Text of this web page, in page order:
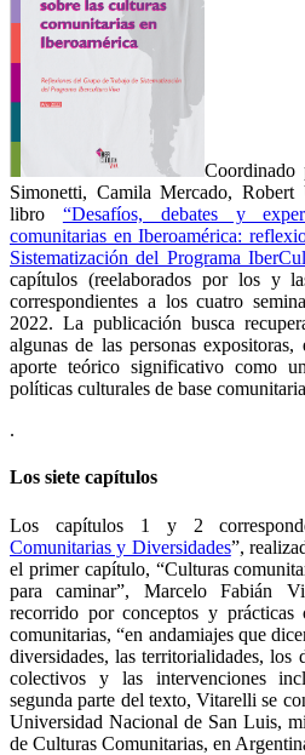
Coordinado
Simonetti, Camila Mercado,
libro “Desafíos, debates y
comunitarias en Iberoamérica:
Sistematización del Programa
capítulos (reelaborados por los y
correspondientes a los cuatro
2022. La publicación busca
algunas de las personas
aporte teórico significativo como
políticas culturales de base
.
Los siete capítulos
Los capítulos 1 y 2
Comunitarias y Diversidades”,
el primer capítulo, “Culturas
para caminar”, Marcelo Fabián
recorrido por conceptos y
comunitarias, “en andamiajes que
diversidades, las territorialidades, los
colectivos y las intervenciones
segunda parte del texto, Vitarelli se
Universidad Nacional de San Luis,
de Culturas Comunitarias, en